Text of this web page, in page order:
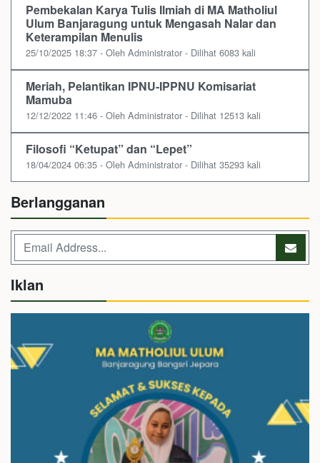
Pembekalan Karya Tulis Ilmiah di MA Matholiul
Ulum Banjaragung untuk Mengasah Nalar dan
Keterampilan Menulis
25/10/2025 18:37 - Oleh Administrator - Dilihat 6083 kali
Meriah, Pelantikan IPNU-IPPNU Komisariat
Mamuba
12/12/2022 11:46 - Oleh Administrator - Dilihat 12513 kali
Filosofi “Ketupat” dan “Lepet”
18/04/2024 06:35 - Oleh Administrator - Dilihat 35293 kali
Berlangganan
Iklan